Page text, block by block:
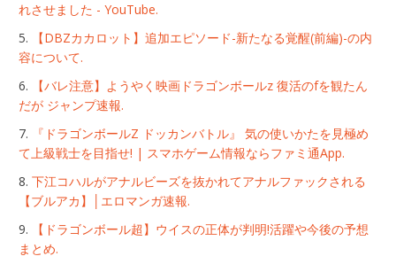
れさせました - YouTube.
【DBZカカロット】追加エピソード-新たなる覚醒(前編)-の内
容について.
【バレ注意】ようやく映画ドラゴンボールz 復活のfを観たん
だが ジャンプ速報.
『ドラゴンボールZ ドッカンバトル』 気の使いかたを見極め
て上級戦士を目指せ! | スマホゲーム情報ならファミ通App.
下江コハルがアナルビーズを抜かれてアナルファックされる
【ブルアカ】│エロマンガ速報.
【ドラゴンボール超】ウイスの正体が判明!活躍や今後の予想
まとめ.